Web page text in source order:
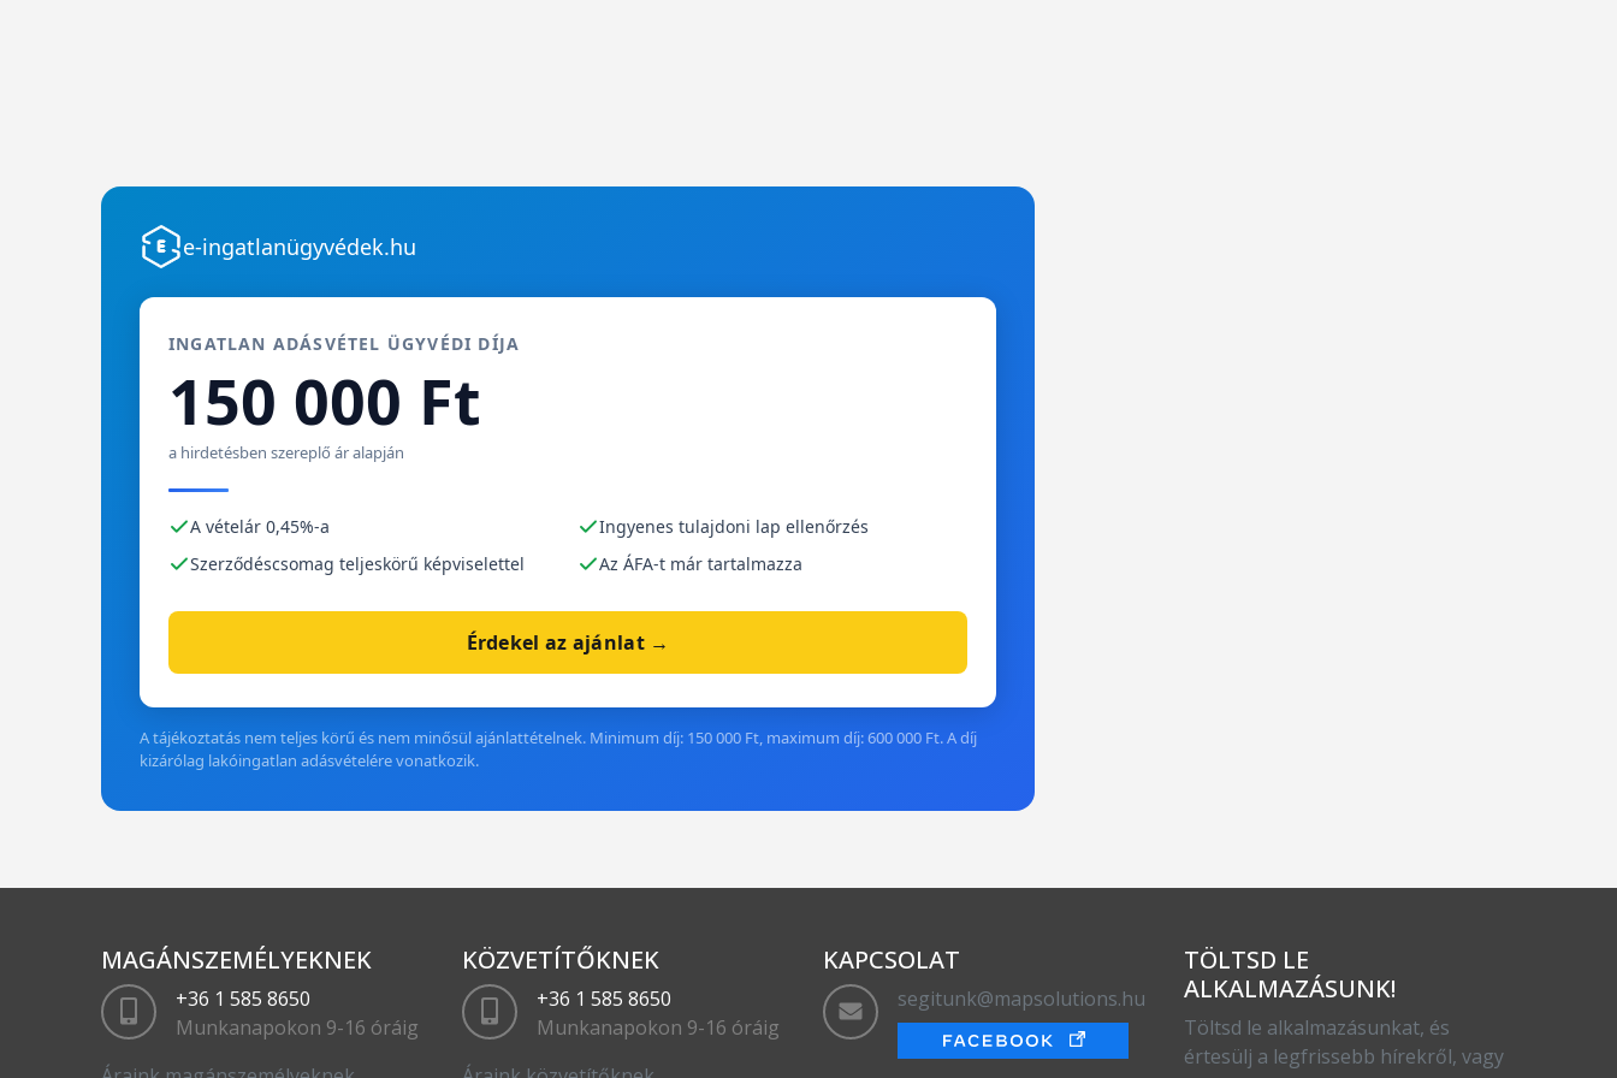
e-ingatlanügyvédek.hu
INGATLAN ADÁSVÉTEL ÜGYVÉDI DÍJA
150 000 Ft
a hirdetésben szereplő ár alapján
A vételár 0,45%-a
Szerződéscsomag teljeskörű képviselettel
Ingyenes tulajdoni lap ellenőrzés
Az ÁFA-t már tartalmazza
Érdekel az ajánlat →
A tájékoztatás nem teljes körű és nem minősül ajánlattételnek. Minimum díj: 150 000 Ft, maximum díj: 600 000 Ft. A díj
kizárólag lakóingatlan adásvételére vonatkozik.
MAGÁNSZEMÉLYEKNEK
+36 1 585 8650
Munkanapokon 9-16 óráig
KÖZVETÍTŐKNEK
+36 1 585 8650
Munkanapokon 9-16 óráig
KAPCSOLAT
segitunk@mapsolutions.hu
TÖLTSD LE
ALKALMAZÁSUNK!
Töltsd le alkalmazásunkat, és
értesülj a legfrissebb hírekről, vagy